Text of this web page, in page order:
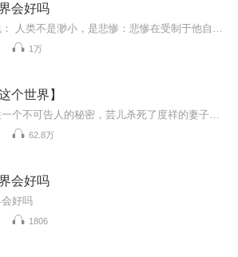
会好吗
1万
个世界】
62.8万
会好吗
好吗
1806